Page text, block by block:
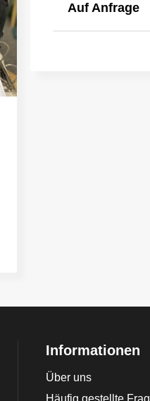
Auf Anfrage
Informationen
Über uns
Häufig gestellte